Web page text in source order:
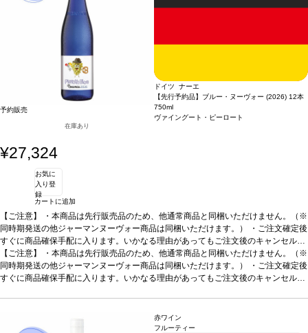
予約販売
在庫あり
ドイツ ナーエ
【先行予約品】ブルー・ヌーヴォー (2026) 12本
750ml
ヴァイングート・ピーロート
¥27,324
お気に
入り登
録
カートに追加
【ご注意】
・本商品は先行販売品のため、他通常商品と同梱いただけません。（※
同時期発送の他ジャーマンヌーヴォー商品は同梱いただけます。） ・ご注文確定後
すぐに商品確保手配に入ります。いかなる理由があってもご注文後のキャンセルは
承っておりません。 ・手配完了後、システム設定上ご注文手配完了の通知が送付さ
れますが、出荷は配送予定日に準じます。 ・お届けは12月中旬頃を予定しており
ます。 ・お届け先1件につき送料1,760円を頂戴いたします。 ・値引きクーポンは
【ご注意】
・本商品は先行販売品のため、他通常商品と同梱いただけません。（※
同時期発送の他ジャーマンヌーヴォー商品は同梱いただけます。） ・ご注文確定後
すぐに商品確保手配に入ります。いかなる理由があってもご注文後のキャンセルは
ます。 ・お届け先1件につき送料1,760円を頂戴いたします。 ・値引きクーポンは
ご利用いただけません。 ・クール便発送はお選びいただけません。
赤ワイン
フルーティー